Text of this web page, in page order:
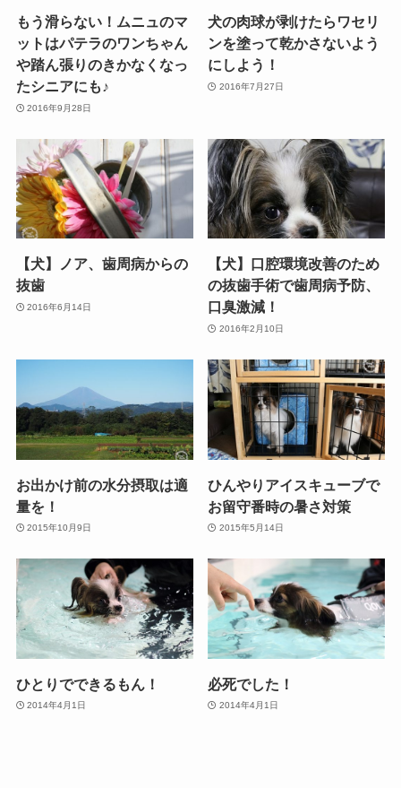
もう滑らない！ムニュのマ
ットはパテラのワンちゃん
や踏ん張りのきかなくなっ
たシニアにも♪
2016年9月28日
犬の肉球が剥けたらワセリ
ンを塗って乾かさないよう
にしよう！
2016年7月27日
【犬】ノア、歯周病からの
抜歯
2016年6月14日
【犬】口腔環境改善のため
の抜歯手術で歯周病予防、
口臭激減！
2016年2月10日
お出かけ前の水分摂取は適
量を！
2015年10月9日
ひんやりアイスキューブで
お留守番時の暑さ対策
2015年5月14日
ひとりでできるもん！
2014年4月1日
必死でした！
2014年4月1日